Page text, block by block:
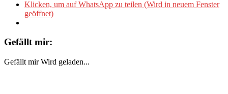
Klicken, um auf WhatsApp zu teilen (Wird in neuem Fenster
geöffnet)
Gefällt mir:
Gefällt mir Wird geladen...